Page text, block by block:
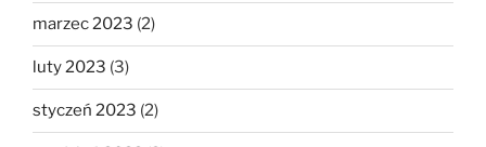
marzec 2023 (2)
luty 2023 (3)
styczeń 2023 (2)